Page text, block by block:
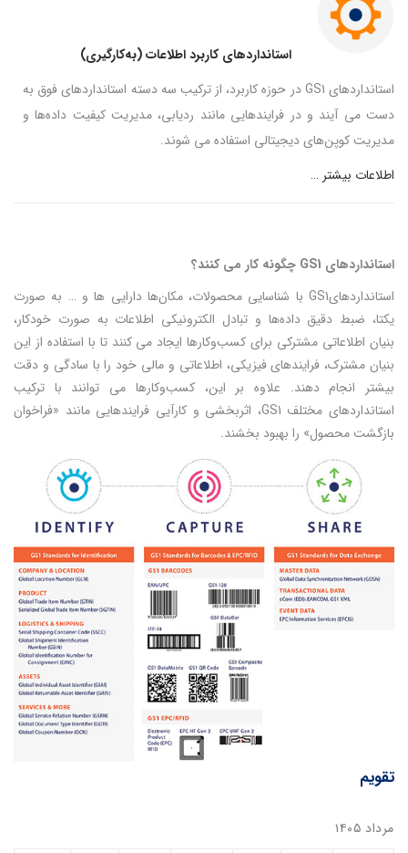
استانداردهای کاربرد اطلاعات (به‌کارگیری)
استانداردهای GS1 در حوزه کاربرد، از ترکیب سه دسته استانداردهای فوق به
دست می آیند و در فرایندهایی مانند ردیابی، مدیریت کیفیت داده‌ها و
مدیریت کوپن‌های دیجیتالی استفاده می شوند.
اطلاعات بیشتر …
استانداردهای GS1 چگونه کار می کنند؟
استانداردهایGS1 با شناسایی محصولات، مکان‌ها دارایی ها و … به صورت
یکتا، ضبط دقیق داده‌ها و تبادل الکترونیکی اطلاعات به صورت خودکار،
بنیان اطلاعاتی مشترکی برای کسب‌وکارها ایجاد می کنند تا با استفاده از این
بنیان مشترک، فرایندهای فیزیکی، اطلاعاتی و مالی خود را با سادگی و دقت
بیشتر انجام دهند. علاوه بر این، کسب‌وکارها می توانند با ترکیب
استانداردهای مختلف GS1، اثربخشی و کارآیی فرایندهایی مانند «فراخوان
بازگشت محصول» را بهبود بخشند.
تقویم
مرداد ۱۴۰۵